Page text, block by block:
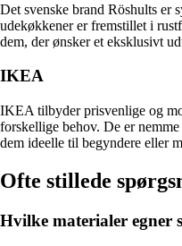
Det svenske brand Röshults er
udekøkkener er fremstillet i
dem, der ønsker et eksklusivt
IKEA
IKEA tilbyder prisvenlige og
forskellige behov. De er
dem ideelle til begyndere eller
Ofte stillede
Hvilke materialer egner